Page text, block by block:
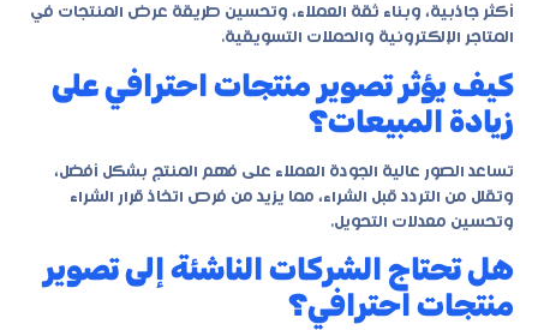
أكثر جاذبية، وبناء ثقة العملاء، وتحسين طريقة عرض المنتجات في
المتاجر الإلكترونية والحملات التسويقية.
كيف يؤثر تصوير منتجات احترافي على
زيادة المبيعات؟
تساعد الصور عالية الجودة العملاء على فهم المنتج بشكل أفضل،
وتقلل من التردد قبل الشراء، مما يزيد من فرص اتخاذ قرار الشراء
وتحسين معدلات التحويل.
هل تحتاج الشركات الناشئة إلى تصوير
منتجات احترافي؟